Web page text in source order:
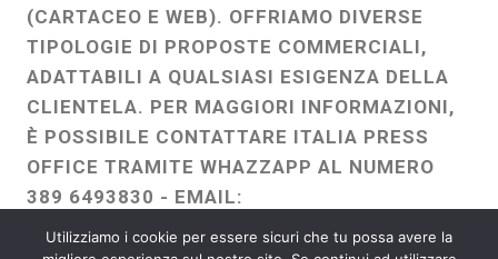
(CARTACEO E WEB). OFFRIAMO DIVERSE
TIPOLOGIE DI PROPOSTE COMMERCIALI,
ADATTABILI A QUALSIASI ESIGENZA DELLA
CLIENTELA. PER MAGGIORI INFORMAZIONI,
È POSSIBILE CONTATTARE ITALIA PRESS
OFFICE TRAMITE WHAZZAPP AL NUMERO
389 6493830 - EMAIL:
ITALIAPRESSOFFICE@GMAIL.COM
Utilizziamo i cookie per essere sicuri che tu possa avere la